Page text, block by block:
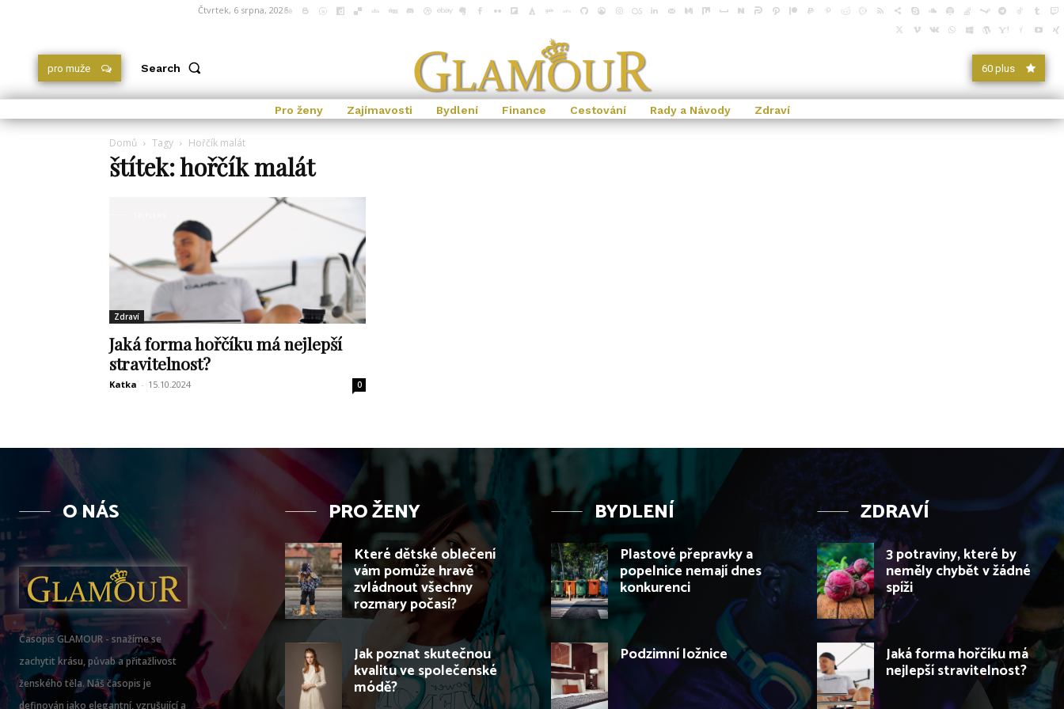
Čtvrtek, 6 srpna, 2026
pro muže Search 60 plus
Pro ženy Zajímavosti Bydlení Finance Cestování Rady a Návody Zdraví
Domů Tagy Hořčík malát
štítek: hořčík malát
Zdraví
Jaká forma hořčíku má nejlepší
stravitelnost?
Katka - 15.10.2024 0
O NÁS
Časopis GLAMOUR - snažíme se
zachytit krásu, půvab a přitažlivost
ženského těla. Náš časopis je
definován jako elegantní, vzrušující a
PRO ŽENY
Které dětské oblečení
vám pomůže hravě
zvládnout všechny
rozmary počasí?
Jak poznat skutečnou
kvalitu ve společenské
módě?
BYDLENÍ
Plastové přepravky a
popelnice nemají dnes
konkurenci
Podzimní ložnice
ZDRAVÍ
3 potraviny, které by
neměly chybět v žádné
spíži
Jaká forma hořčíku má
nejlepší stravitelnost?